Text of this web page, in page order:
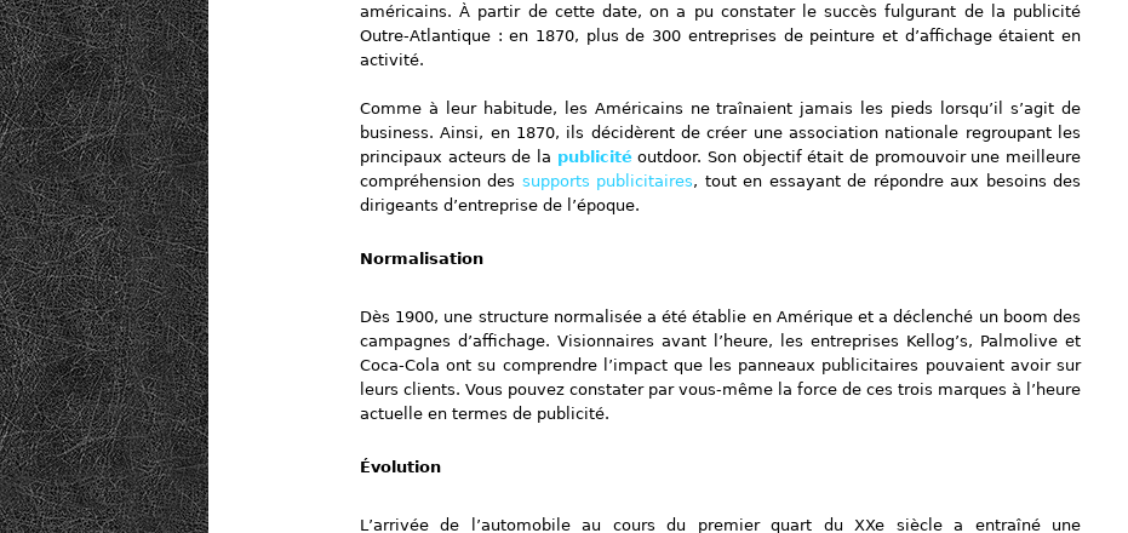
américains. À partir de cette date, on a pu constater le succès fulgurant de la publicité
Outre-Atlantique : en 1870, plus de 300 entreprises de peinture et d’affichage étaient en
activité.
Comme à leur habitude, les Américains ne traînaient jamais les pieds lorsqu’il s’agit de
business. Ainsi, en 1870, ils décidèrent de créer une association nationale regroupant les
principaux acteurs de la publicité outdoor. Son objectif était de promouvoir une meilleure
compréhension des supports publicitaires, tout en essayant de répondre aux besoins des
dirigeants d’entreprise de l’époque.
Normalisation
Dès 1900, une structure normalisée a été établie en Amérique et a déclenché un boom des
campagnes d’affichage. Visionnaires avant l’heure, les entreprises Kellog’s, Palmolive et
Coca-Cola ont su comprendre l’impact que les panneaux publicitaires pouvaient avoir sur
leurs clients. Vous pouvez constater par vous-même la force de ces trois marques à l’heure
actuelle en termes de publicité.
Évolution
L’arrivée de l’automobile au cours du premier quart du XXe siècle a entraîné une